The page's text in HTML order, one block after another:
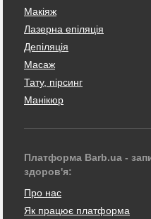
Макіяж
Лазерна епіляція
Депіляція
Масаж
Тату, пірсинг
Манікюр
Платформа Barb.ua -
здоров'я:
Про нас
Як працює платформа